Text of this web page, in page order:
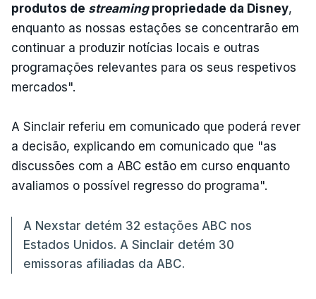
produtos de streaming propriedade da Disney,
enquanto as nossas estações se concentrarão em
continuar a produzir notícias locais e outras
programações relevantes para os seus respetivos
mercados".
A Sinclair referiu em comunicado que poderá rever
a decisão, explicando em comunicado que "as
discussões com a ABC estão em curso enquanto
avaliamos o possível regresso do programa".
A Nexstar detém 32 estações ABC nos
Estados Unidos. A Sinclair detém 30
emissoras afiliadas da ABC.